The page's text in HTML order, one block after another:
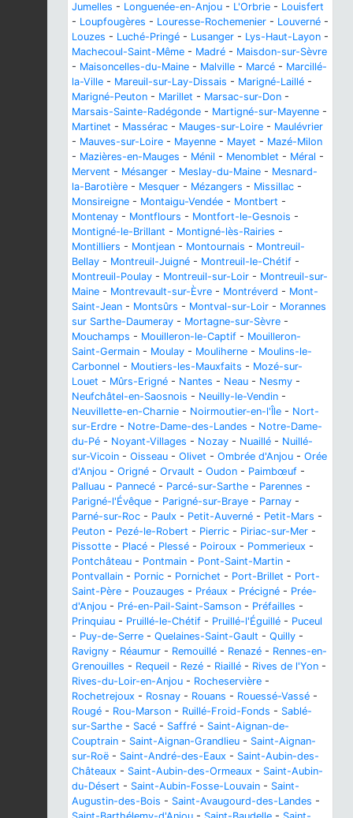
Jumelles - Longuenée-en-Anjou - L'Orbrie - Louisfert
- Loupfougères - Louresse-Rochemenier - Louverné -
Louzes - Luché-Pringé - Lusanger - Lys-Haut-Layon -
Machecoul-Saint-Même - Madré - Maisdon-sur-Sèvre
- Maisoncelles-du-Maine - Malville - Marcé - Marcillé-
la-Ville - Mareuil-sur-Lay-Dissais - Marigné-Laillé -
Marigné-Peuton - Marillet - Marsac-sur-Don -
Marsais-Sainte-Radégonde - Martigné-sur-Mayenne -
Martinet - Massérac - Mauges-sur-Loire - Maulévrier
- Mauves-sur-Loire - Mayenne - Mayet - Mazé-Milon
- Mazières-en-Mauges - Ménil - Menomblet - Méral -
Mervent - Mésanger - Meslay-du-Maine - Mesnard-
la-Barotière - Mesquer - Mézangers - Missillac -
Monsireigne - Montaigu-Vendée - Montbert -
Montenay - Montflours - Montfort-le-Gesnois -
Montigné-le-Brillant - Montigné-lès-Rairies -
Montilliers - Montjean - Montournais - Montreuil-
Bellay - Montreuil-Juigné - Montreuil-le-Chétif -
Montreuil-Poulay - Montreuil-sur-Loir - Montreuil-sur-
Maine - Montrevault-sur-Èvre - Montréverd - Mont-
Saint-Jean - Montsûrs - Montval-sur-Loir - Morannes
sur Sarthe-Daumeray - Mortagne-sur-Sèvre -
Mouchamps - Mouilleron-le-Captif - Mouilleron-
Saint-Germain - Moulay - Mouliherne - Moulins-le-
Carbonnel - Moutiers-les-Mauxfaits - Mozé-sur-
Louet - Mûrs-Erigné - Nantes - Neau - Nesmy -
Neufchâtel-en-Saosnois - Neuilly-le-Vendin -
Neuvillette-en-Charnie - Noirmoutier-en-l'Île - Nort-
sur-Erdre - Notre-Dame-des-Landes - Notre-Dame-
du-Pé - Noyant-Villages - Nozay - Nuaillé - Nuillé-
sur-Vicoin - Oisseau - Olivet - Ombrée d'Anjou - Orée
d'Anjou - Origné - Orvault - Oudon - Paimbœuf -
Palluau - Pannecé - Parcé-sur-Sarthe - Parennes -
Parigné-l'Évêque - Parigné-sur-Braye - Parnay -
Parné-sur-Roc - Paulx - Petit-Auverné - Petit-Mars -
Peuton - Pezé-le-Robert - Pierric - Piriac-sur-Mer -
Pissotte - Placé - Plessé - Poiroux - Pommerieux -
Pontchâteau - Pontmain - Pont-Saint-Martin -
Pontvallain - Pornic - Pornichet - Port-Brillet - Port-
Saint-Père - Pouzauges - Préaux - Précigné - Prée-
d'Anjou - Pré-en-Pail-Saint-Samson - Préfailles -
Prinquiau - Pruillé-le-Chétif - Pruillé-l'Éguillé - Puceul
- Puy-de-Serre - Quelaines-Saint-Gault - Quilly -
Ravigny - Réaumur - Remouillé - Renazé - Rennes-en-
Grenouilles - Requeil - Rezé - Riaillé - Rives de l'Yon -
Rives-du-Loir-en-Anjou - Rocheservière -
Rochetrejoux - Rosnay - Rouans - Rouessé-Vassé -
Rougé - Rou-Marson - Ruillé-Froid-Fonds - Sablé-
sur-Sarthe - Sacé - Saffré - Saint-Aignan-de-
Couptrain - Saint-Aignan-Grandlieu - Saint-Aignan-
sur-Roë - Saint-André-des-Eaux - Saint-Aubin-des-
Châteaux - Saint-Aubin-des-Ormeaux - Saint-Aubin-
du-Désert - Saint-Aubin-Fosse-Louvain - Saint-
Augustin-des-Bois - Saint-Avaugourd-des-Landes -